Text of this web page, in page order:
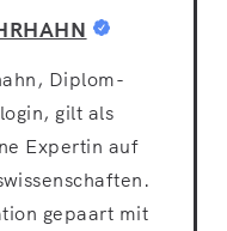
Diplom-
gilt als
Expertin auf
gepaart mit